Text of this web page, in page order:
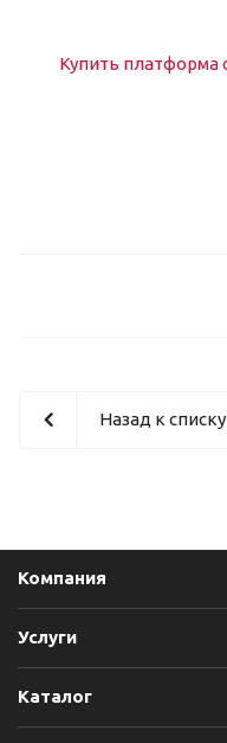
Назад к списку
Компания
Услуги
Каталог